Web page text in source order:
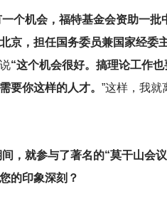
个机会，福特基金会资助一批
京，担任国务委员兼国家经委主
“这个机会很好。搞理论工作
要你这样的人才。 ”这样，我就
，就参与了著名的“莫干山会
的印象深刻？